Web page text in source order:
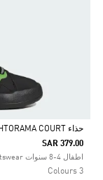
Selected
حذاء ADIDAS MINECRAFT LIGHTORAMA COURT للأطفال
SAR 379.00
اطفال 4-8 سنوات Sportswear
3 Colours